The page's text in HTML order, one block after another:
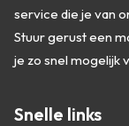
service die je van
Stuur gerust een
je zo snel mogelijk
Snelle links